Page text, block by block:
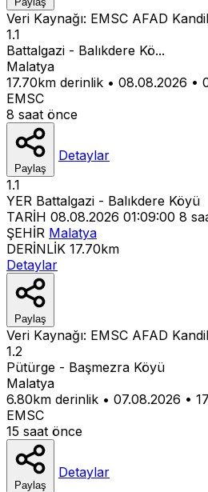
Veri Kaynağı: EMSC AFAD
1.1
Battalgazi - Balıkdere Kö...
Malatya
17.70km derinlik • 08.08.2026 •
EMSC
8 saat önce
Paylaş
Detaylar
1.1
YER Battalgazi - Balıkdere Köyü
TARİH 08.08.2026 01:09:00 8
ŞEHİR Malatya
DERİNLİK 17.70km
Detaylar
Paylaş
Veri Kaynağı: EMSC AFAD
1.2
Pütürge - Başmezra Köyü
Malatya
6.80km derinlik • 07.08.2026 •
EMSC
15 saat önce
Paylaş
Detaylar